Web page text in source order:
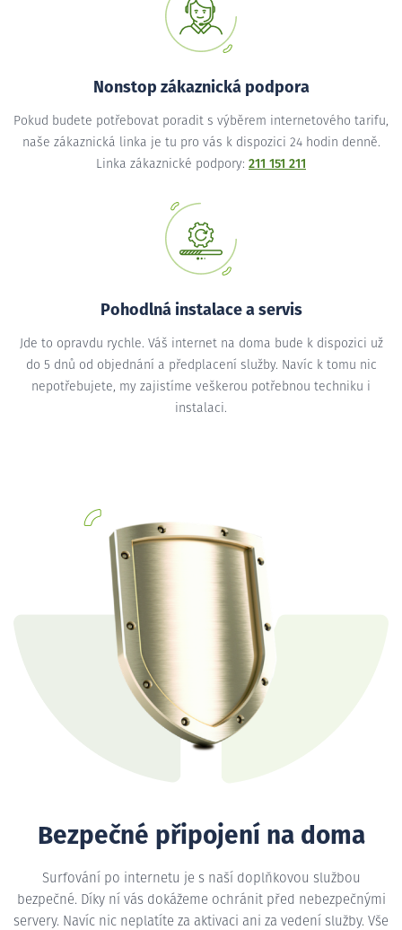
Nonstop zákaznická podpora
Pokud budete potřebovat poradit s výběrem internetového tarifu,
naše zákaznická linka je tu pro vás k dispozici 24 hodin denně.
Linka zákaznické podpory: 211 151 211
Pohodlná instalace a servis
Jde to opravdu rychle. Váš internet na doma bude k dispozici už
do 5 dnů od objednání a předplacení služby. Navíc k tomu nic
nepotřebujete, my zajistíme veškerou potřebnou techniku i
instalaci.
Bezpečné připojení na doma
Surfování po internetu je s naší doplňkovou službou
bezpečné. Díky ní vás dokážeme ochránit před nebezpečnými
servery. Navíc nic neplatíte za aktivaci ani za vedení služby. Vše